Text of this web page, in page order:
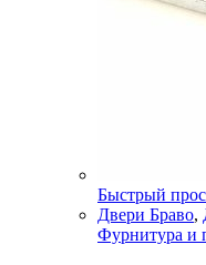
Быстрый
Двери Браво,
Фурнитура и